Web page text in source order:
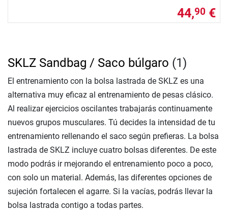
44,90 €
SKLZ Sandbag / Saco búlgaro (1)
El entrenamiento con la bolsa lastrada de SKLZ es una
alternativa muy eficaz al entrenamiento de pesas clásico.
Al realizar ejercicios oscilantes trabajarás continuamente
nuevos grupos musculares. Tú decides la intensidad de tu
entrenamiento rellenando el saco según prefieras. La bolsa
lastrada de SKLZ incluye cuatro bolsas diferentes. De este
modo podrás ir mejorando el entrenamiento poco a poco,
con solo un material. Además, las diferentes opciones de
sujeción fortalecen el agarre. Si la vacías, podrás llevar la
bolsa lastrada contigo a todas partes.